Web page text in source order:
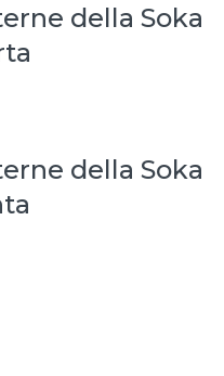
della Soka
della Soka